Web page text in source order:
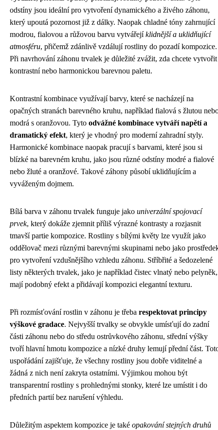
odstíny jsou ideální pro vytvoření dynamického a živého záhonu,
který upoutá pozornost již z dálky. Naopak chladné tóny zahrnující
modrou, fialovou a růžovou barvu vytvářejíklidnější a uklidňující
atmosféru, přičemž zdánlivě vzdálují rostliny do pozadí kompozice.
Při navrhování záhonu trvalek je důležité zvážit, zda chcete vytvořit
kontrastní nebo harmonickou barevnou paletu.
Kontrastní kombinace využívají barvy, které se nacházejí na
opačných stranách barevného kruhu, například fialová s žlutou
modrá s oranžovou. Tyto odvážné kombinace vytváří napětí a
dramatický efekt, který je vhodný pro moderní zahradní styly.
Harmonické kombinace naopak pracují s barvami, které jsou si
blízké na barevném kruhu, jako jsou různé odstíny modré a fialové
nebo žluté a oranžové. Takové záhony působí uklidňujícím a
vyváženým dojmem.
Bílá barva v záhonu trvalek funguje jako univerzální spojovací
prvek, který dokáže zjemnit příliš výrazné kontrasty a rozjasnit
tmavší partie kompozice. Rostliny s bílými květy lze využít jako
oddělovač mezi různými barevnými skupinami nebo jako
pro vytvoření vzdušnějšího vzhledu záhonu. Stříbřité a šedozelené
listy některých trvalek, jako je například čistec vlnatý nebo pelyněk,
mají podobný efekt a přidávají kompozici elegantní texturu.
Při rozmísťování rostlin v záhonu je třeba respektovat principy
výškové gradace. Nejvyšší trvalky se obvykle umísťují do zadní
části záhonu nebo do středu ostrůvkového záhonu, střední výšky
tvoří hlavní hmotu kompozice a nízké druhy lemují přední část.
uspořádání zajišťuje, že všechny rostliny jsou dobře viditelné a
žádná z nich není zakryta ostatními. Výjimkou mohou být
transparentní rostliny s prohlednými stonky, které lze umístit i do
předních partií bez narušení výhledu.
Důležitým aspektem kompozice je také opakování stejných druhů